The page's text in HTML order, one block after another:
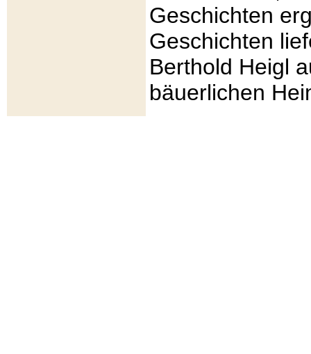
Geschichten
Geschichten
Berthold Heigl
bäuerlichen